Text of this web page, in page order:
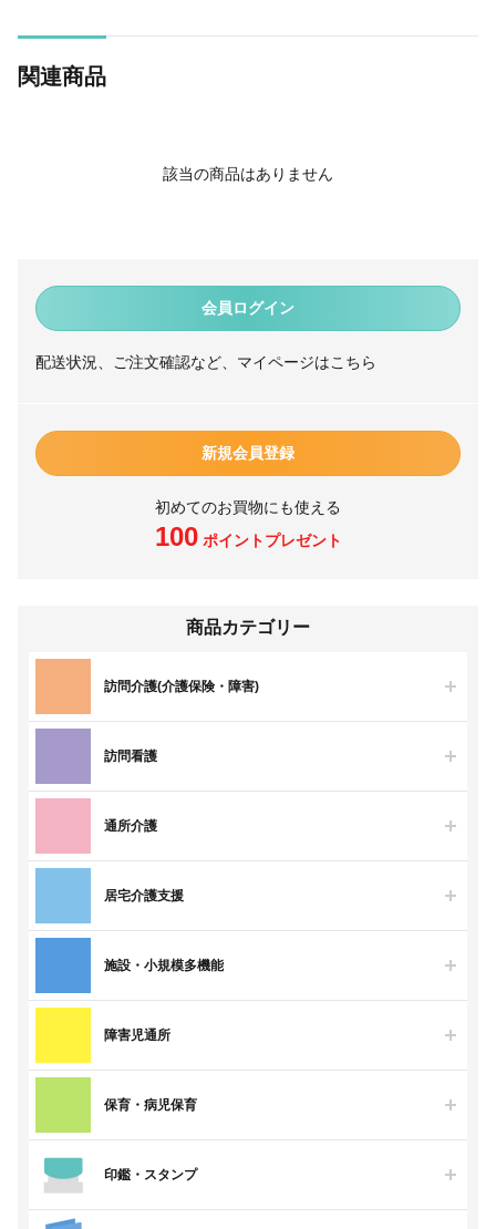
会員ログイン
配送状況、ご注文確認など、マイページはこちら
新規会員登録
初めてのお買物にも使える
100ポイントプレゼント
商品カテゴリー
訪問介護(介護保険・障害)
訪問看護
通所介護
居宅介護支援
施設・小規模多機能
障害児通所
保育・病児保育
印鑑・スタンプ
関連商品
該当の商品はありません